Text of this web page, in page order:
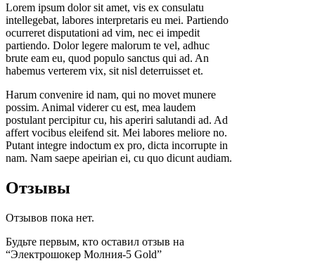
Lorem ipsum dolor sit amet, vis ex consulatu
intellegebat, labores interpretaris eu mei. Partiendo
ocurreret disputationi ad vim, nec ei impedit
partiendo. Dolor legere malorum te vel, adhuc
brute eam eu, quod populo sanctus qui ad. An
habemus verterem vix, sit nisl deterruisset et.
Harum convenire id nam, qui no movet munere
possim. Animal viderer cu est, mea laudem
postulant percipitur cu, his aperiri salutandi ad. Ad
affert vocibus eleifend sit. Mei labores meliore no.
Putant integre indoctum ex pro, dicta incorrupte in
nam. Nam saepe apeirian ei, cu quo dicunt audiam.
Отзывы
Отзывов пока нет.
Будьте первым, кто оставил отзыв на
“Электрошокер Молния-5 Gold”